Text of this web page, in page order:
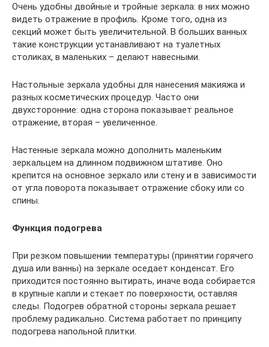
Очень удобны двойные и тройные зеркала: в них можно
видеть отражение в профиль. Кроме того, одна из
секций может быть увеличительной. В больших ванных
такие конструкции устанавливают на туалетных
столиках, в маленьких – делают навесными.
Настольные зеркала удобны для нанесения макияжа и
разных косметических процедур. Часто они
двухсторонние: одна сторона показывает реальное
отражение, вторая – увеличенное.
Настенные зеркала можно дополнить маленьким
зеркальцем на длинном подвижном штативе. Оно
крепится на основное зеркало или стену и в зависимости
от угла поворота показывает отражение сбоку или со
спины.
Функция подогрева
При резком повышении температуры (принятии горячего
душа или ванны) на зеркале оседает конденсат. Его
приходится постоянно вытирать, иначе вода собирается
в крупные капли и стекает по поверхности, оставляя
следы. Подогрев обратной стороны зеркала решает
проблему радикально. Система работает по принципу
подогрева напольной плитки.